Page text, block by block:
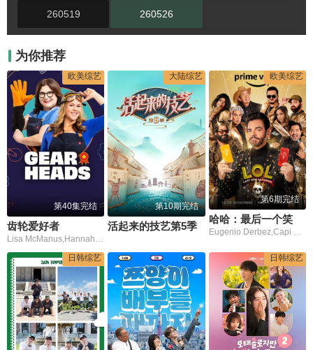
260519 260526
为你推荐
欧美综艺
第40集完结
齿轮爱好者
Lisa McManus,Hannah Crowle
大陆综艺
第10期完结
活起来的技艺第5季
欧美综艺
第6期完结
哈哈：最后一个笑的人第五季
日韩综艺 日韩综艺